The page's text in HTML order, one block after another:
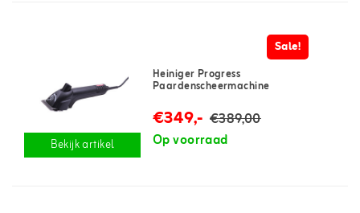
Bekijk artikel
Sale!
Heiniger Progress
Paardenscheermachine
€349,- €389,00
Op voorraad